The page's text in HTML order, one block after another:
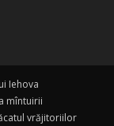
Iehova
mîntuirii
vrăjitoriilor